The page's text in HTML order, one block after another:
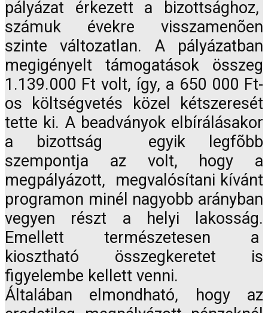
pályázat érkezett a bizottsághoz,
számuk évekre visszamenõen
szinte változatlan. A pályázatban
megigényelt támogatások összeg
1.139.000 Ft volt, így, a 650 000 Ft-
os költségvetés közel kétszeresét
tette ki. A beadványok elbírálásakor
a bizottság egyik legfõbb
szempontja az volt, hogy a
megpályázott, megvalósítani kívánt
programon minél nagyobb arányban
vegyen részt a helyi lakosság.
Emellett természetesen a
kiosztható összegkeretet is
figyelembe kellett venni.
Általában elmondható, hogy az